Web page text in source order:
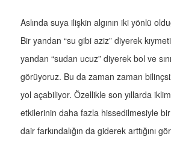
Aslında suya ilişkin algının iki yönlü
Bir yandan “su gibi aziz” diyerek
yandan “sudan ucuz” diyerek bol ve
görüyoruz. Bu da zaman zaman
yol açabiliyor. Özellikle son yıllarda
etkilerinin daha fazla hissedilmesiyle
dair farkındalığın da giderek arttığını